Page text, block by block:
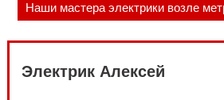
Наши мастера электрики возле
Электрик Алексей